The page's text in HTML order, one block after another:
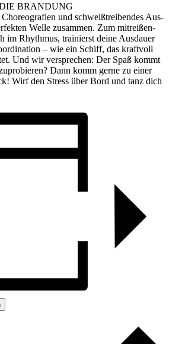
BRANDUNG
und schweiß­trei­ben­des Aus­
Welle zu­sammen. Zum mit­reißen­
im Rhythmus, trai­nierst dei­ne Aus­dauer
– wie ein Schiff, das kraft­voll
Und wir ver­sprech­en: Der Spaß kommt
Dann komm ger­ne zu einer
Wirf den Stress über Bord und tanz dich